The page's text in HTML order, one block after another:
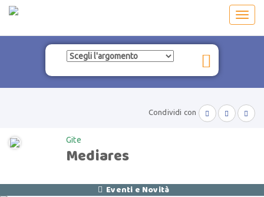
Condividi con   
Gite
Mediares
 Eventi e Novità